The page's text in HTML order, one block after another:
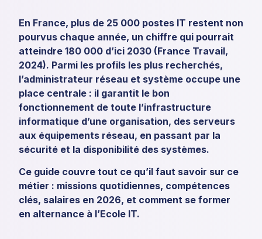
En France, plus de 25 000 postes IT restent non
pourvus chaque année, un chiffre qui pourrait
atteindre 180 000 d’ici 2030 (France Travail,
2024). Parmi les profils les plus recherchés,
l’administrateur réseau et système occupe une
place centrale : il garantit le bon
fonctionnement de toute l’infrastructure
informatique d’une organisation, des serveurs
aux équipements réseau, en passant par la
sécurité et la disponibilité des systèmes.
Ce guide couvre tout ce qu’il faut savoir sur ce
métier : missions quotidiennes, compétences
clés, salaires en 2026, et comment se former
en alternance à l’Ecole IT.